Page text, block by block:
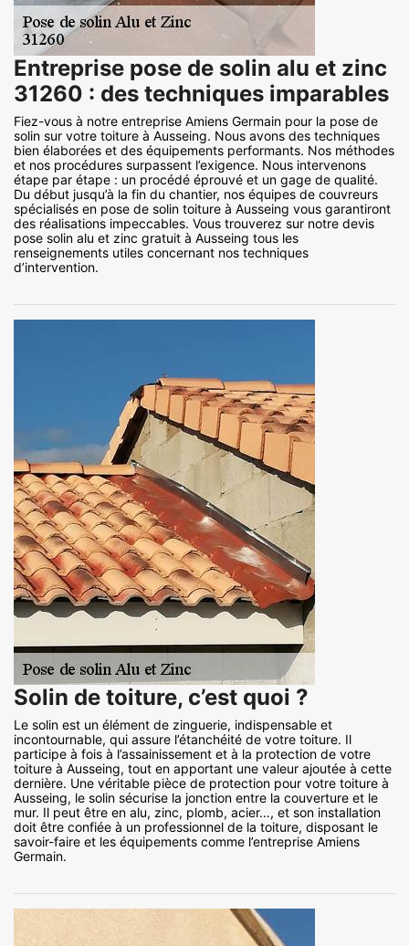
Entreprise pose de solin alu et zinc
31260 : des techniques imparables
Fiez-vous à notre entreprise Amiens Germain pour la pose de
solin sur votre toiture à Ausseing. Nous avons des techniques
bien élaborées et des équipements performants. Nos méthodes
et nos procédures surpassent l’exigence. Nous intervenons
étape par étape : un procédé éprouvé et un gage de qualité.
Du début jusqu’à la fin du chantier, nos équipes de couvreurs
spécialisés en pose de solin toiture à Ausseing vous garantiront
des réalisations impeccables. Vous trouverez sur notre devis
pose solin alu et zinc gratuit à Ausseing tous les
renseignements utiles concernant nos techniques
d’intervention.
Solin de toiture, c’est quoi ?
Le solin est un élément de zinguerie, indispensable et
incontournable, qui assure l’étanchéité de votre toiture. Il
participe à fois à l’assainissement et à la protection de votre
toiture à Ausseing, tout en apportant une valeur ajoutée à cette
dernière. Une véritable pièce de protection pour votre toiture à
Ausseing, le solin sécurise la jonction entre la couverture et le
mur. Il peut être en alu, zinc, plomb, acier…, et son installation
doit être confiée à un professionnel de la toiture, disposant le
savoir-faire et les équipements comme l’entreprise Amiens
Germain.